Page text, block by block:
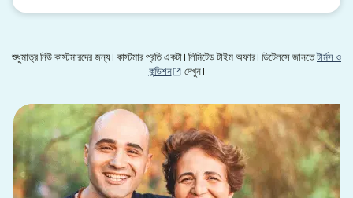
শুধুমাত্র নিউ কাস্টমারদের জন্য। কাস্টমার প্রতি একটা। লিমিটেড টাইম অফার। ডিটেলসে জানতেটার্মস ও
কন্ডিশন
(নতুন উইন্ডোতে খুলবে)
দেখুন।